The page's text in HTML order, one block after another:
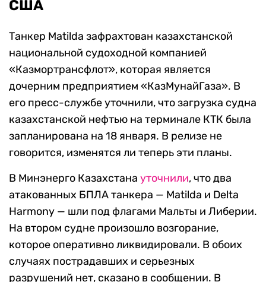
США
Танкер Matilda зафрахтован казахстанской
национальной судоходной компанией
«Казмортрансфлот», которая является
дочерним предприятием «КазМунайГаза». В
его пресс-службе уточнили, что загрузка судна
казахстанской нефтью на терминале КТК была
запланирована на 18 января. В релизе не
говорится, изменятся ли теперь эти планы.
В Минэнерго Казахстана уточнили, что два
атакованных БПЛА танкера — Matilda и Delta
Harmony — шли под флагами Мальты и Либерии.
На втором судне произошло возгорание,
которое оперативно ликвидировали. В обоих
случаях пострадавших и серьезных
разрушений нет, сказано в сообщении. В